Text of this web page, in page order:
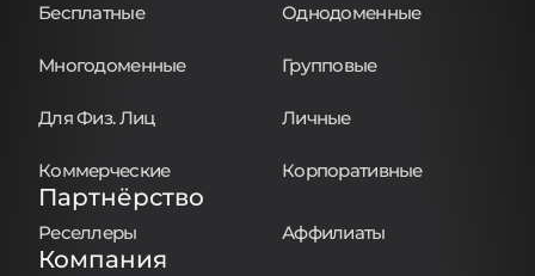
Бесплатные Однодоменные
Многодоменные Групповые
Для Физ. Лиц Личные
Коммерческие Корпоративные
Партнёрство
Реселлеры Аффилиаты
Компания